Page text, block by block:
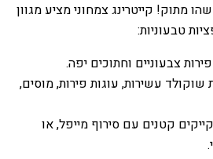
מתוק! קייטרינג צמחוני מציע מגוון
טבעוניות:
צבעוניים וחתוכים יפה.
שוקולד עשירות, עוגות פירות, מוסים,
קטנים עם סירוף מייפל, או